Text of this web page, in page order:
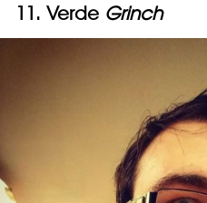
11. Verde Grinch